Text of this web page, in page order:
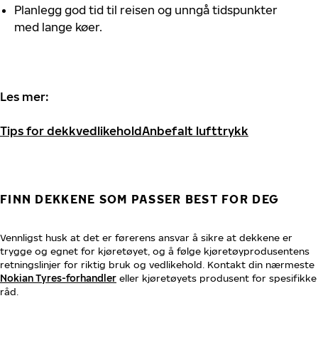
Planlegg god tid til reisen og unngå tidspunkter
med lange køer.
Les mer:
Tips for dekkvedlikeholdAnbefalt lufttrykk
FINN DEKKENE SOM PASSER BEST FOR DEG
Vennligst husk at det er førerens ansvar å sikre at dekkene er
trygge og egnet for kjøretøyet, og å følge kjøretøyprodusentens
retningslinjer for riktig bruk og vedlikehold. Kontakt din nærmeste
Nokian Tyres-forhandler eller kjøretøyets produsent for spesifikke
råd.